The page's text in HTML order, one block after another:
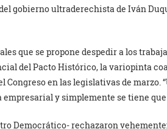
gobierno ultraderechista de Iván
que se propone despedir a los
del Pacto Histórico, la variopinta
Congreso en las legislativas de marzo.
empresarial y simplemente se tiene que
Democrático- rechazaron